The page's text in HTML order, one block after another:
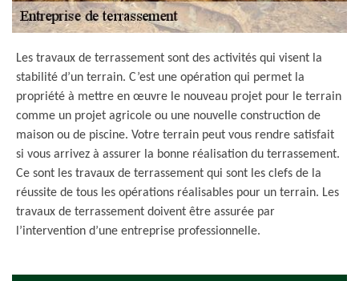
Les travaux de terrassement sont des activités qui visent la
stabilité d’un terrain. C’est une opération qui permet la
propriété à mettre en œuvre le nouveau projet pour le terrain
comme un projet agricole ou une nouvelle construction de
maison ou de piscine. Votre terrain peut vous rendre satisfait
si vous arrivez à assurer la bonne réalisation du terrassement.
Ce sont les travaux de terrassement qui sont les clefs de la
réussite de tous les opérations réalisables pour un terrain. Les
travaux de terrassement doivent être assurée par
l’intervention d’une entreprise professionnelle.